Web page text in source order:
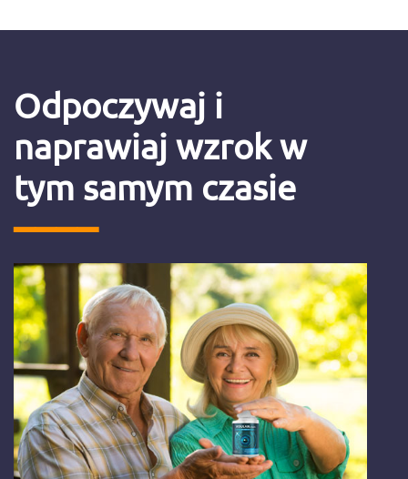
Odpoczywaj i
naprawiaj wzrok w
tym samym czasie